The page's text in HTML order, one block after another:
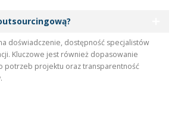
doświadczenie, dostępność specjalistów
Kluczowe jest również dopasowanie
potrzeb projektu oraz transparentność